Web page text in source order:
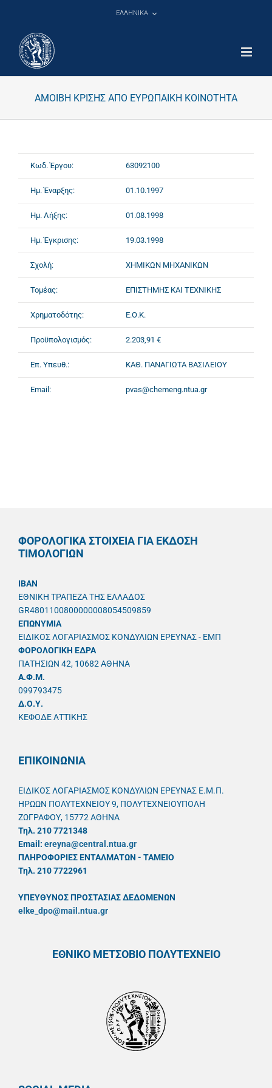
ΕΛΛΗΝΙΚΑ
ΑΜΟΙΒΗ ΚΡΙΣΗΣ ΑΠΟ ΕΥΡΩΠΑΙΚΗ ΚΟΙΝΟΤΗΤΑ
Κωδ. Έργου: 63092100
Ημ. Έναρξης: 01.10.1997
Ημ. Λήξης: 01.08.1998
Ημ. Έγκρισης: 19.03.1998
Σχολή: ΧΗΜΙΚΩΝ ΜΗΧΑΝΙΚΩΝ
Τομέας: ΕΠΙΣΤΗΜΗΣ ΚΑΙ ΤΕΧΝΙΚΗΣ
Χρηματοδότης: Ε.Ο.Κ.
Προϋπολογισμός: 2.203,91 €
Επ. Υπευθ.: ΚΑΘ. ΠΑΝΑΓΙΩΤΑ ΒΑΣΙΛΕΙΟΥ
Email: pvas@chemeng.ntua.gr
ΦΟΡΟΛΟΓΙΚΑ ΣΤΟΙΧΕΙΑ ΓΙΑ ΕΚΔΟΣΗ
ΤΙΜΟΛΟΓΙΩΝ
IBAN
ΕΘΝΙΚΗ ΤΡΑΠΕΖΑ ΤΗΣ ΕΛΛΑΔΟΣ
GR4801100800000008054509859
ΕΠΩΝΥΜΙΑ
ΕΙΔΙΚΟΣ ΛΟΓΑΡΙΑΣΜΟΣ ΚΟΝΔΥΛΙΩΝ ΕΡΕΥΝΑΣ - ΕΜΠ
ΦΟΡΟΛΟΓΙΚΗ ΕΔΡΑ
ΠΑΤΗΣΙΩΝ 42, 10682 ΑΘΗΝΑ
A.Φ.Μ.
099793475
Δ.Ο.Υ.
ΚΕΦΟΔΕ ΑΤΤΙΚΗΣ
ΕΠΙΚΟΙΝΩΝΙΑ
ΕΙΔΙΚΟΣ ΛΟΓΑΡΙΑΣΜΟΣ ΚΟΝΔΥΛΙΩΝ ΕΡΕΥΝΑΣ Ε.Μ.Π.
ΗΡΩΩΝ ΠΟΛΥΤΕΧΝΕΙΟΥ 9, ΠΟΛΥΤΕΧΝΕΙΟΥΠΟΛΗ
ΖΩΓΡΑΦΟΥ, 15772 ΑΘΗΝΑ
Τηλ. 210 7721348
Email: ereyna@central.ntua.gr
ΠΛΗΡΟΦΟΡΙΕΣ ΕΝΤΑΛΜΑΤΩΝ - ΤΑΜΕΙΟ
Τηλ. 210 7722961
ΥΠΕΥΘYΝΟΣ ΠΡΟΣΤΑΣΙΑΣ ΔΕΔΟΜΕΝΩΝ
elke_dpo@mail.ntua.gr
ΕΘΝΙΚΟ ΜΕΤΣΟΒΙΟ ΠΟΛΥΤΕΧΝΕΙΟ